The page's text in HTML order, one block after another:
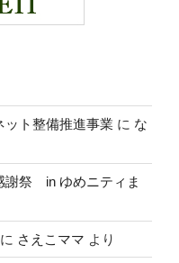
ット整備推進事業 に な
謝祭 in ゆめニティま
に さえこママ より